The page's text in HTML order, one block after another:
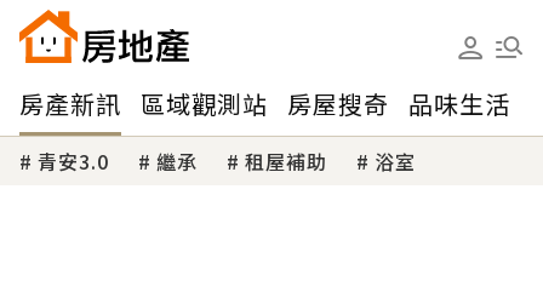
房產新訊 區域觀測站 房屋搜奇 品味生活
青安3.0 繼承 租屋補助 浴室